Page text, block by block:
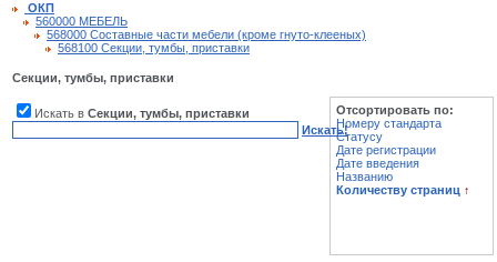
ОКП
560000 МЕБЕЛЬ
568000 Составные части мебели (кроме гнуто-клееных)
568100 Секции, тумбы, приставки
Секции, тумбы, приставки
Искать в Секции, тумбы, приставки
Искать!
Отсортировать по:
Номеру стандарта
Статусу
Дате регистрации
Дате введения
Названию
Количеству страниц ↑